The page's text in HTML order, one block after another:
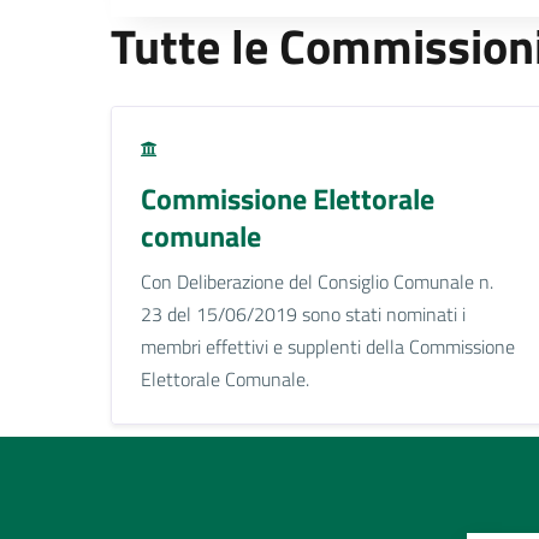
Tutte le
Commissione Elettorale
comunale
Con Deliberazione del Consiglio Comunale n.
23 del 15/06/2019 sono stati nominati i
membri effettivi e supplenti della Commissione
Elettorale Comunale.